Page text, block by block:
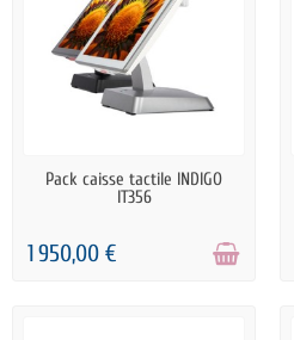
RUPTURE DE STOCK
Pack caisse tactile INDIGO
IT356
1 950,00 €